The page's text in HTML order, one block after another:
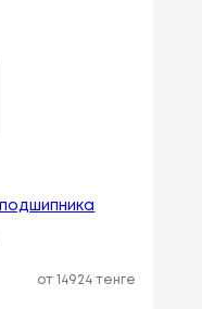
от 14924 тенге